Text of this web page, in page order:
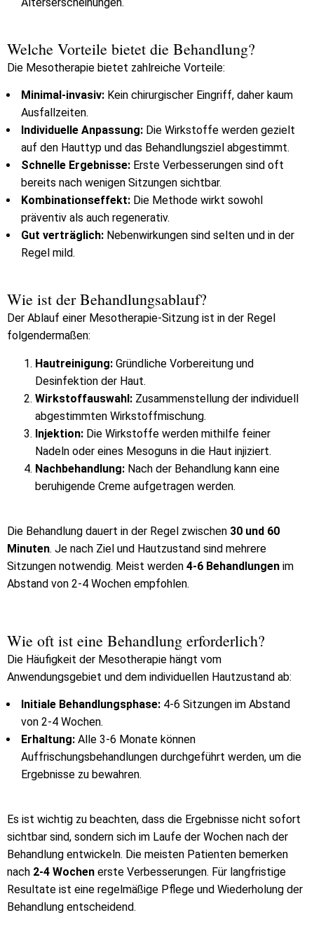
Welche Vorteile bietet die Behandlung?
Die Mesotherapie bietet zahlreiche Vorteile:
Minimal-invasiv: Kein chirurgischer Eingriff, daher kaum
Ausfallzeiten.
Individuelle Anpassung: Die Wirkstoffe werden gezielt
auf den Hauttyp und das Behandlungsziel abgestimmt.
Schnelle Ergebnisse: Erste Verbesserungen sind oft
bereits nach wenigen Sitzungen sichtbar.
Kombinationseffekt: Die Methode wirkt sowohl
präventiv als auch regenerativ.
Gut verträglich: Nebenwirkungen sind selten und in der
Regel mild.
Wie ist der Behandlungsablauf?
Der Ablauf einer Mesotherapie-Sitzung ist in der Regel
folgendermaßen:
Hautreinigung: Gründliche Vorbereitung und
Desinfektion der Haut.
Wirkstoffauswahl: Zusammenstellung der individuell
abgestimmten Wirkstoffmischung.
Injektion: Die Wirkstoffe werden mithilfe feiner
Nadeln oder eines Mesoguns in die Haut injiziert.
Nachbehandlung: Nach der Behandlung kann eine
beruhigende Creme aufgetragen werden.
Die Behandlung dauert in der Regel zwischen 30 und 60
Minuten. Je nach Ziel und Hautzustand sind mehrere
Sitzungen notwendig. Meist werden 4-6 Behandlungen im
Abstand von 2-4 Wochen empfohlen.
Wie oft ist eine Behandlung erforderlich?
Die Häufigkeit der Mesotherapie hängt vom
Anwendungsgebiet und dem individuellen Hautzustand ab:
Initiale Behandlungsphase: 4-6 Sitzungen im Abstand
von 2-4 Wochen.
Erhaltung: Alle 3-6 Monate können
Auffrischungsbehandlungen durchgeführt werden, um die
Ergebnisse zu bewahren.
Es ist wichtig zu beachten, dass die Ergebnisse nicht sofort
sichtbar sind, sondern sich im Laufe der Wochen nach der
Behandlung entwickeln. Die meisten Patienten bemerken
nach 2-4 Wochen erste Verbesserungen. Für langfristige
Resultate ist eine regelmäßige Pflege und Wiederholung der
Behandlung entscheidend.